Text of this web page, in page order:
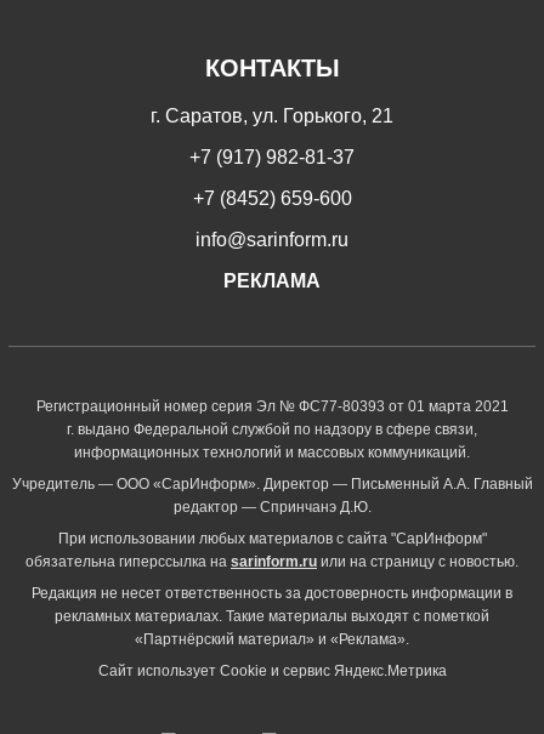
КОНТАКТЫ
г. Саратов, ул. Горького, 21
+7 (917) 982-81-37
+7 (8452) 659-600
info@sarinform.ru
РЕКЛАМА
Регистрационный номер серия Эл № ФС77-80393 от 01 марта 2021
г. выдано Федеральной службой по надзору в сфере связи,
информационных технологий и массовых коммуникаций.
Учредитель — ООО «СарИнформ». Директор — Письменный А.А. Главный
редактор — Спринчанэ Д.Ю.
При использовании любых материалов с сайта "СарИнформ"
обязательна гиперссылка на sarinform.ru или на страницу с новостью.
Редакция не несет ответственность за достоверность информации в
рекламных материалах. Такие материалы выходят с пометкой
«Партнёрский материал» и «Реклама».
Сайт использует Cookie и сервиc Яндекс.Метрика